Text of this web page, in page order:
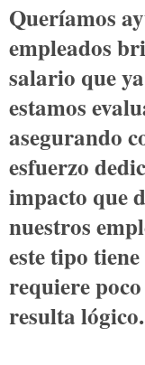
Queríamos
empleados
salario que
estamos
asegurando
esfuerzo
impacto que
nuestros
este tipo
requiere
resulta lógico.